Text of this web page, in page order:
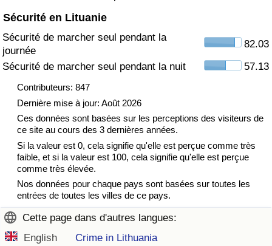
Sécurité en Lituanie
Sécurité de marcher seul pendant la
journée
82.03
Sécurité de marcher seul pendant la nuit
57.13
Contributeurs: 847
Dernière mise à jour: Août 2026
Ces données sont basées sur les perceptions des visiteurs de
ce site au cours des 3 dernières années.
Si la valeur est 0, cela signifie qu'elle est perçue comme très
faible, et si la valeur est 100, cela signifie qu'elle est perçue
comme très élevée.
Nos données pour chaque pays sont basées sur toutes les
entrées de toutes les villes de ce pays.
Cette page dans d'autres langues:
English
Crime in Lithuania
Indice de Trafic (Actuel)
Indice de Trafic par Pays